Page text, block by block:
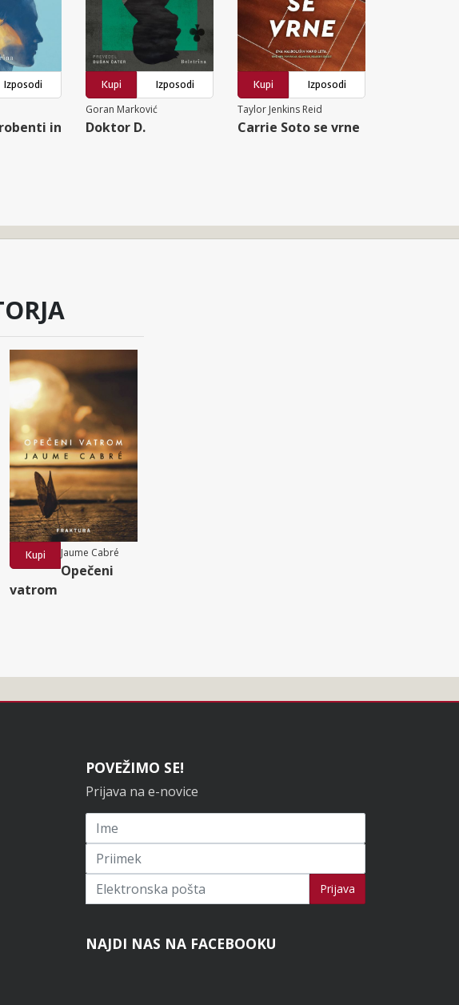
Izposodi
in
Kupi
Izposodi
Goran Marković
Doktor D.
Kupi
Izposodi
Taylor Jenkins Reid
Carrie Soto se vrne
Kupi Jaume Cabré
Opečeni
vatrom
POVEŽIMO SE!
Prijava na e-novice
Prijavi se na novice Prijava
NAJDI NAS NA FACEBOOKU